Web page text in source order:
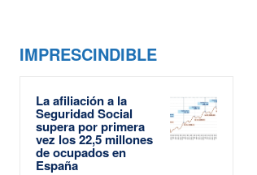
IMPRESCINDIBLE
La afiliación a la
Seguridad Social
supera por primera
vez los 22,5 millones
de ocupados en
España